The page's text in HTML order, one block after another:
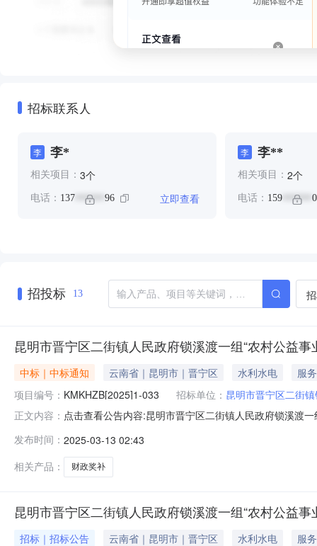
招标联系人
李 李*
相关项目： 3个
电话： 137 ****** 96 立即查看
李 李**
相关项目： 2个
电话： 159******
招投标 13
昆明市晋宁区二街镇人民政府锁溪渡一组“农村公益
中标｜中标通知 云南省｜昆明市｜晋宁区 水利水电
服务
项目编号： KMKHZB[2025]1-033 招标单位： 昆明市晋宁区二街
正文内容： 点击查看公告内容:昆明市晋宁区二街镇人民政府锁溪渡
设工程集团有限公司中标价格：105.605390万元二、其
发布时间： 2025-03-13 02:43
相关产品：
财政奖补
昆明市晋宁区二街镇人民政府锁溪渡一组“农村公益
招标｜招标公告 云南省｜昆明市｜晋宁区 水利水电
服务